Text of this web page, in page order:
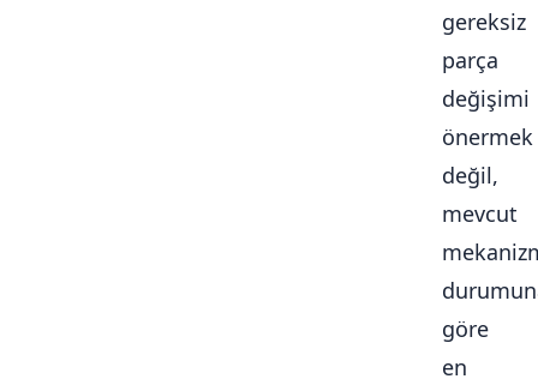
gereksiz
parça
değişimi
önermek
değil,
mevcut
göre
en